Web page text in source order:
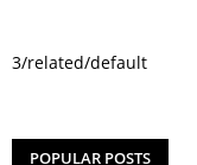
3/related/default
POPULAR POSTS